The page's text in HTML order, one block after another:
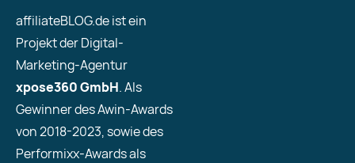
affiliateBLOG.de ist ein
Projekt der Digital-
Marketing-Agentur
xpose360 GmbH. Als
Gewinner des Awin-Awards
von 2018-2023, sowie des
Performixx-Awards als